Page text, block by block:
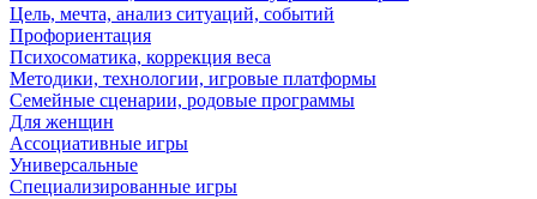
Цель, мечта, анализ ситуаций, событий
Профориентация
Психосоматика, коррекция веса
Методики, технологии, игровые платформы
Семейные сценарии, родовые программы
Для женщин
Ассоциативные игры
Универсальные
Специализированные игры